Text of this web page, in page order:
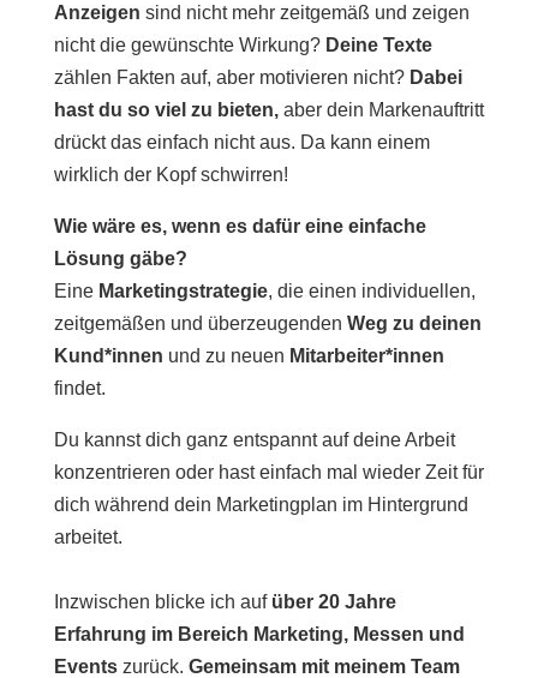
Anzeigen sind nicht mehr zeitgemäß und zeigen
nicht die gewünschte Wirkung? Deine Texte
zählen Fakten auf, aber motivieren nicht? Dabei
hast du so viel zu bieten, aber dein Markenauftritt
drückt das einfach nicht aus. Da kann einem
wirklich der Kopf schwirren!
Wie wäre es, wenn es dafür eine einfache
Lösung gäbe?
Eine Marketingstrategie, die einen individuellen,
zeitgemäßen und überzeugenden Weg zu deinen
Kund*innen und zu neuen Mitarbeiter*innen
findet.
Du kannst dich ganz entspannt auf deine Arbeit
konzentrieren oder hast einfach mal wieder Zeit für
dich während dein Marketingplan im Hintergrund
arbeitet.
Inzwischen blicke ich auf über 20 Jahre
Erfahrung im Bereich Marketing, Messen und
Events zurück. Gemeinsam mit meinem Team